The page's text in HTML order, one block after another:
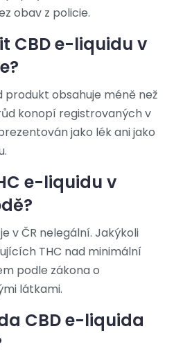
obav z policie.
CBD e-liquidu v
produkt obsahuje méně než
konopí registrovaných v
jako lék ani jako
e-liquidu v
v ČR nelegální. Jakýkoli
THC nad minimální
podle zákona o
látkami.
CBD e-liquida